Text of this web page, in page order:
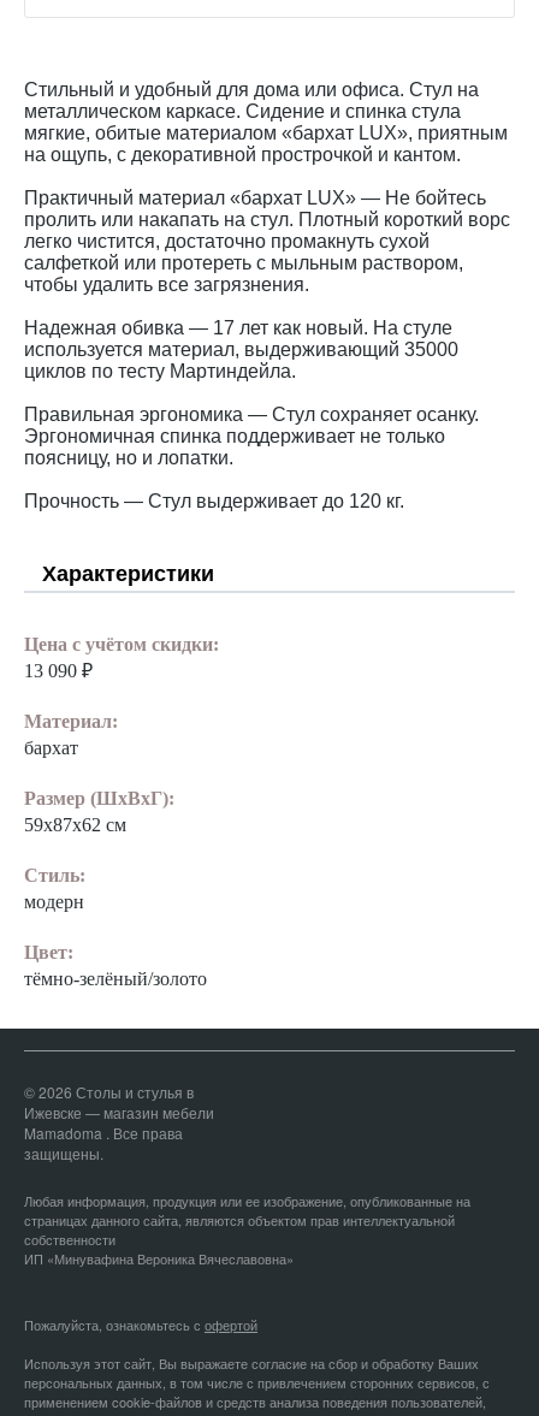
Стильный и удобный для дома или офиса. Стул на
металлическом каркасе. Сидение и спинка стула
мягкие, обитые материалом «бархат LUX», приятным
на ощупь, с декоративной прострочкой и кантом.
Практичный материал «бархат LUX» — Не бойтесь
пролить или накапать на стул. Плотный короткий ворс
легко чистится, достаточно промакнуть сухой
салфеткой или протереть с мыльным раствором,
чтобы удалить все загрязнения.
Надежная обивка — 17 лет как новый. На стуле
используется материал, выдерживающий 35000
циклов по тесту Мартиндейла.
Правильная эргономика — Стул сохраняет осанку.
Эргономичная спинка поддерживает не только
поясницу, но и лопатки.
Прочность — Стул выдерживает до 120 кг.
Характеристики
Цена с учётом скидки:
13 090 ₽
Материал:
бархат
Размер (ШхВхГ):
59х87х62 см
Стиль:
модерн
Цвет:
тёмно-зелёный/золото
© 2026 Столы и стулья в
Ижевске — магазин мебели
Mamadoma . Все права
защищены.
Любая информация, продукция или ее изображение, опубликованные на
страницах данного сайта, являются объектом прав интеллектуальной
собственности
ИП «Минувафина Вероника Вячеславовна»
Пожалуйста, ознакомьтесь с офертой
Используя этот сайт, Вы выражаете согласие на сбор и обработку Ваших
персональных данных, в том числе с привлечением сторонних сервисов, с
применением cookie-файлов и средств анализа поведения пользователей,